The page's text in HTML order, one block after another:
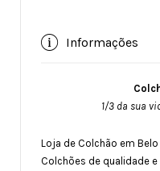
Informações
1/3 da sua
Loja de Colchão em
Colchões de qualidade